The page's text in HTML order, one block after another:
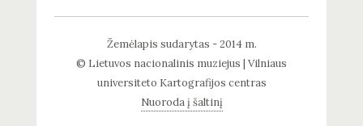
Žemėlapis sudarytas - 2014 m.
© Lietuvos nacionalinis muziejus | Vilniaus
universiteto Kartografijos centras
Nuoroda į šaltinį